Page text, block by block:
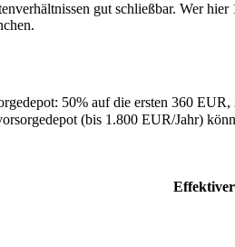
gut schließbar. Wer
50% auf die ersten 360
(bis 1.800 EUR/Jahr)